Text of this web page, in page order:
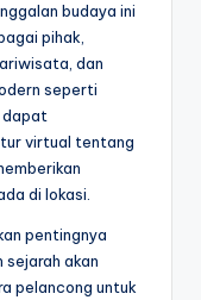
budaya ini
pihak,
dan
seperti
dapat
virtual tentang
di lokasi.
pentingnya
akan
pelancong untuk